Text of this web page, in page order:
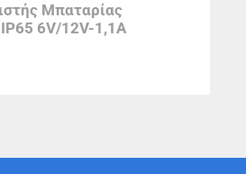
Μπαταρίας
6V/12V-1,1A